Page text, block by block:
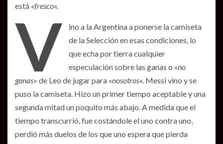
está «fresco«.
V
ino a la Argentina a ponerse la camiseta
de la Selección en esas condiciones, lo
que echa por tierra cualquier
especulación sobre las ganas o «no
ganas» de Leo de jugar para «nosotros«. Messi vino y se
puso la camiseta. Hizo un primer tiempo aceptable y una
segunda mitad un poquito más abajo. A medida que el
tiempo transcurrió, fue costándole el uno contra uno,
perdió más duelos de los que uno espera que pierda